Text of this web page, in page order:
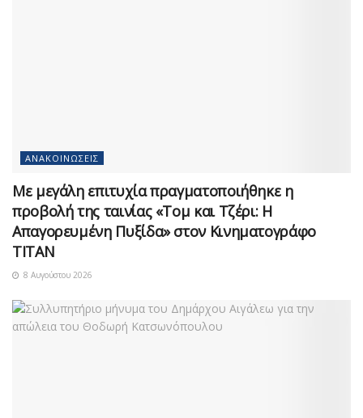
ΑΝΑΚΟΙΝΏΣΕΙΣ
Με μεγάλη επιτυχία πραγματοποιήθηκε η
προβολή της ταινίας «Τομ και Τζέρι: Η
Απαγορευμένη Πυξίδα» στον Κινηματογράφο
ΤΙΤΑΝ
8 Αυγούστου 2026